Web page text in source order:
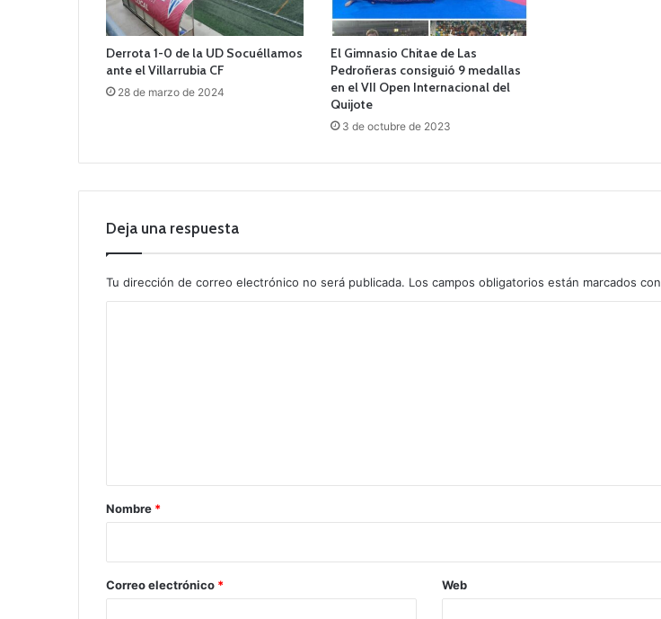
Derrota 1-0 de la UD Socuéllamos
ante el Villarrubia CF
28 de marzo de 2024
El Gimnasio Chitae de Las
Pedroñeras consiguió 9 medallas
en el VII Open Internacional del
Quijote
3 de octubre de 2023
Deja una respuesta
Tu dirección de correo electrónico no será publicada. Los campos obligatorios están marcados con
r
*
Nombre *
Correo electrónico * Web